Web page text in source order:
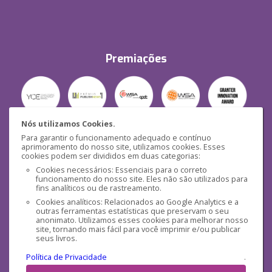
Nós utilizamos Cookies.
Para garantir o funcionamento adequado e contínuo
aprimoramento do nosso site, utilizamos cookies. Esses
cookies podem ser divididos em duas categorias:
Cookies necessários: Essenciais para o correto
funcionamento do nosso site. Eles não são utilizados para
fins analíticos ou de rastreamento.
Cookies analíticos: Relacionados ao Google Analytics e a
outras ferramentas estatísticas que preservam o seu
anonimato. Utilizamos esses cookies para melhorar nosso
site, tornando mais fácil para você imprimir e/ou publicar
seus livros.
Política de Privacidade
.
Premiações
Segurança
Mídias Sociais